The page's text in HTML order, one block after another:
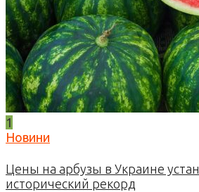
1
Новини
Цены на арбузы в Украине
исторический рекорд